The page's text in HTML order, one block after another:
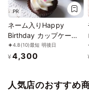
PR
ネーム入りHappy
Birthday カップケーキ
Box 誕生日プレゼント
4.8(10)最短 明後日
¥ 4,300
人気店のおすすめ